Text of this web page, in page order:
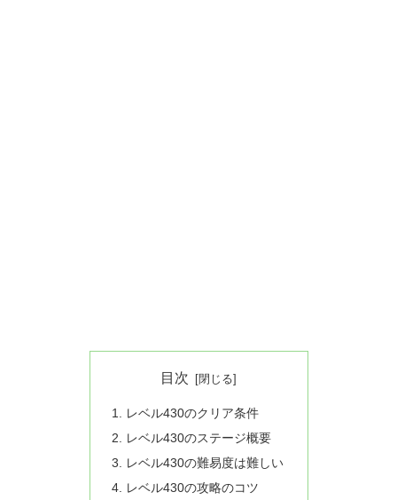
目次
レベル430のクリア条件
レベル430のステージ概要
レベル430の難易度は難しい
レベル430の攻略のコツ